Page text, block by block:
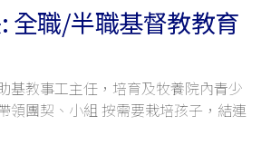
全職/半職基督教教育
基教事工主任，培育及牧養院內青少
領團契、小組 按需要栽培孩子，結連